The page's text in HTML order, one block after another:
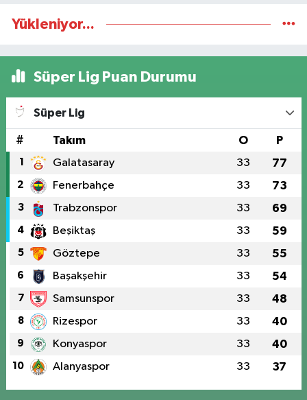
Yükleniyor...
Süper Lig Puan Durumu
Süper Lig
# Takım O P
1 Galatasaray 33 77
2 Fenerbahçe 33 73
3 Trabzonspor 33 69
4 Beşiktaş 33 59
5 Göztepe 33 55
6 Başakşehir 33 54
7 Samsunspor 33 48
8 Rizespor 33 40
9 Konyaspor 33 40
10 Alanyaspor 33 37